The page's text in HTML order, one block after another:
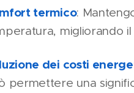
termico:
migliorando
dei costi
permettere una